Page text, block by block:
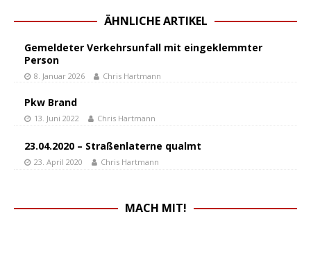
ÄHNLICHE ARTIKEL
Gemeldeter Verkehrsunfall mit eingeklemmter
Person
8. Januar 2026 Chris Hartmann
Pkw Brand
13. Juni 2022 Chris Hartmann
23.04.2020 – Straßenlaterne qualmt
23. April 2020 Chris Hartmann
MACH MIT!